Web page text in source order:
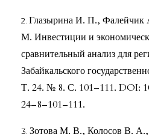
Глазырина И. П.,
М. Инвестиции и
сравнительный анализ для
Забайкальского
Т. 24. № 8. С. 101–111. DOI:
24–8–101–111.
Зотова М. В., Колосов В.